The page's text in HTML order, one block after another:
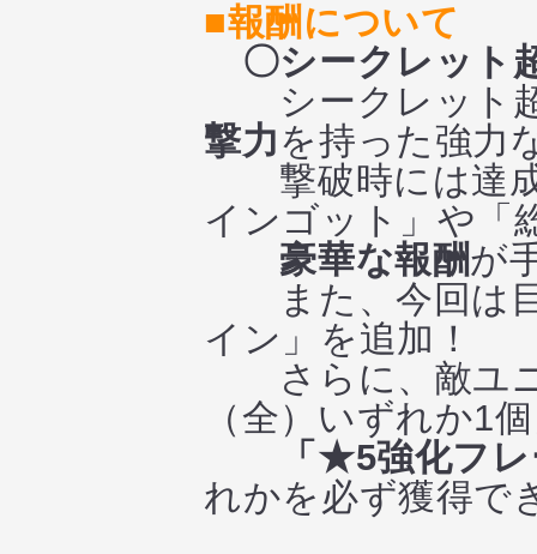
■報酬について
〇シークレット
シークレット超
撃力を持った強力
撃破時には達成
インゴット」や「
豪華な報酬が
また、今回は目
イン」を追加！
さらに、敵ユニ
（全）いずれか1
「★5強化フ
れかを必ず獲得で